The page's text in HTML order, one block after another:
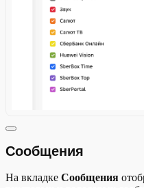
Сообщения
На вкладке Сообщения